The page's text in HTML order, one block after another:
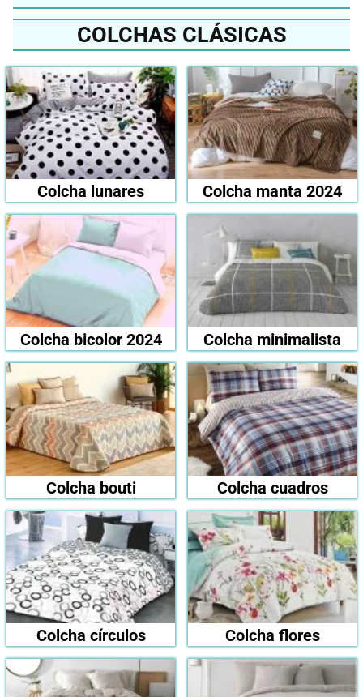
COLCHAS CLÁSICAS
Colcha lunares Colcha manta 2024
Colcha bicolor 2024 Colcha minimalista
Colcha bouti Colcha cuadros
Colcha círculos Colcha flores